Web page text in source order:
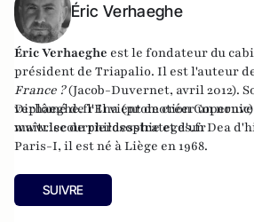
Éric Verhaeghe
Éric Verhaeghe est le fondateur du
président de Triapalio. Il est l'auteur
France ?(Jacob-Duvernet, avril 2012).
verhaeghe.frIl vient de créer un
www.lecourrierdesstrateges.fr
Diplômé de l'Ena (promotion
maîtrise de philosophie et d'un Dea
Paris-I, il est né à Liège en 1968.
SUIVRE